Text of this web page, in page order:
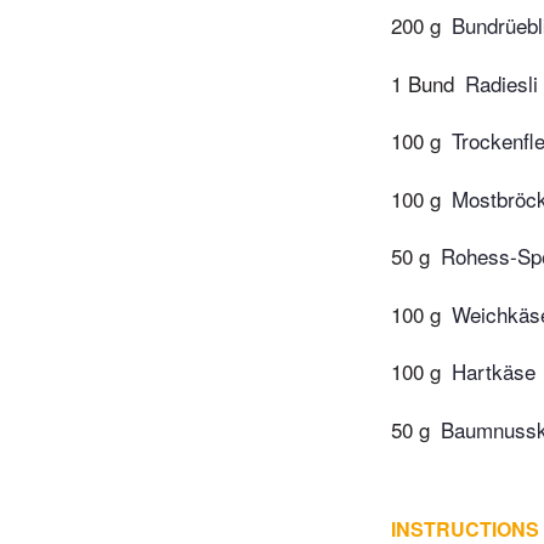
200 g
1 Bund Radiesli
100 g
100 g
50 g Rohess-
100 g
100 g Hartkäse
50 g
INSTRUCTIONS